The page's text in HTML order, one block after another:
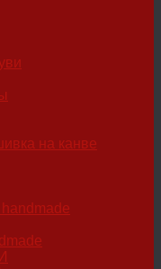
на канве